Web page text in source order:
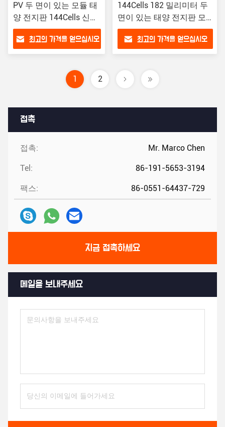
접촉
접촉: Mr. Marco Chen
Tel: 86-191-5653-3194
팩스: 86-0551-64437-729
지금 접촉하세요
메일을 보내주세요
PV 두 면이 있는 모듈 태
양 전지판 144Cells 신기
술
최고의 가격을 얻으십시오
144Cells 182 밀리미터 두
면이 있는 태양 전지판 모
듈 등급 A
최고의 가격을 얻으십시오
1 2